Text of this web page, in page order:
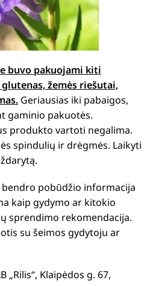
buvo pakuojami kiti
lutenas, žemės riešutai,
Geriausias iki pabaigos,
gaminio pakuotės.
produkto vartoti negalima.
spindulių ir drėgmės. Laikyti
pobūdžio informacija
kaip gydymo ar kitokio
sprendimo rekomendacija.
su šeimos gydytoju ar
„Rilis“, Klaipėdos g. 67,